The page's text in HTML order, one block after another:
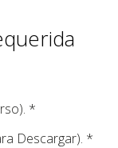
*
Descargar). *